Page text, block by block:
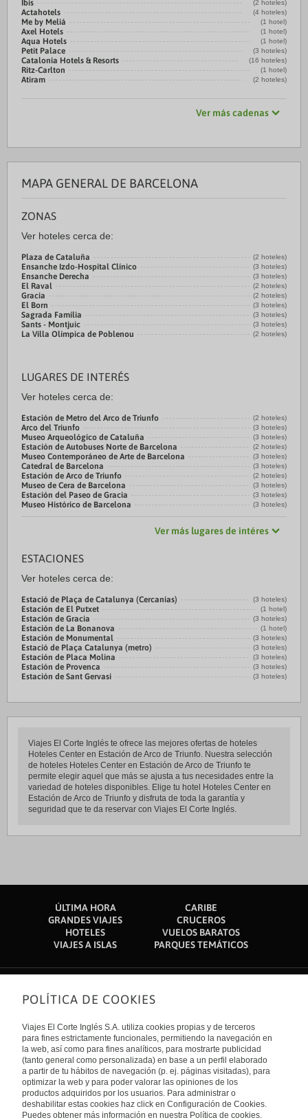
Ibis (2 hoteles)
Actahotels (4 hoteles)
Me by Meliá (1 hotel)
Axel Hotels (1 hotel)
Aqua Hotels (1 hotel)
Petit Palace (3 hoteles)
Catalonia Hotels & Resorts (16 hoteles)
Ritz-Carlton (1 hotel)
Atiram (2 hoteles)
Ver más cadenas
MAPA GENERAL DE BARCELONA
ZONAS
Ver hoteles cerca de:
Plaza de Cataluña (2 hoteles)
Ensanche Izdo-Hospital Clínico (3 hoteles)
Ensanche Derecha (3 hoteles)
El Raval (2 hoteles)
Gracia (2 hoteles)
El Born (3 hoteles)
Sagrada Familia (3 hoteles)
Sants - Montjuic (3 hoteles)
La Villa Olímpica de Poblenou (2 hoteles)
LUGARES DE INTERÉS
Ver hoteles cerca de:
Estación de Metro del Arco de Triunfo (2 hoteles)
Arco del Triunfo (3 hoteles)
Museo Arqueológico de Cataluña (3 hoteles)
Estación de Autobuses Norte de Barcelona (2 hoteles)
Museo Contemporáneo de Arte de Barcelona (3 hoteles)
Catedral de Barcelona (3 hoteles)
Estación de Arco de Triunfo (2 hoteles)
Museo de Cera de Barcelona (3 hoteles)
Estación del Paseo de Gracia (3 hoteles)
Museo Histórico de Barcelona (3 hoteles)
Ver más lugares de intéres
ESTACIONES
Ver hoteles cerca de:
Estació de Plaça de Catalunya (Cercanias) (3 hoteles)
Estación de El Putxet (1 hotel)
Estación de Gracia (3 hoteles)
Estación de La Bonanova (1 hotel)
Estación de Monumental (3 hoteles)
Estació de Plaça Catalunya (metro) (3 hoteles)
Estación de Placa Molina (3 hoteles)
Estación de Provenca (3 hoteles)
Estación de Sant Gervasi (3 hoteles)
Viajes El Corte Inglés te ofrece las mejores ofertas de hoteles
Hoteles Center en Estación de Arco de Triunfo. Nuestra selección
de hoteles Hoteles Center en Estación de Arco de Triunfo te
permite elegir aquel que más se ajusta a tus necesidades entre la
variedad de hoteles disponibles. Elige tu hotel Hoteles Center en
Estación de Arco de Triunfo y disfruta de toda la garantía y
seguridad que te da reservar con Viajes El Corte Inglés.
ÚLTIMA HORA
CARIBE
GRANDES VIAJES
CRUCEROS
HOTELES
VUELOS BARATOS
VIAJES A ISLAS
PARQUES TEMÁTICOS
Sobre nosotros
Quiénes somos
Financiación
Sostenibilidad
Turismo accesible
Tarjeta El Corte Inglés
Trabaja con nosotros
El Corte Inglés
Canal Ético
Enlaces de interés
Guías de viaje
Catálogos
Auto check-in
Condiciones Generales
Política de privacidad
Política de cookies
Internacional
España
POLÍTICA DE COOKIES
Viajes El Corte Inglés S.A. utiliza cookies propias y de terceros
para fines estrictamente funcionales, permitiendo la navegación en
la web, así como para fines analíticos, para mostrarte publicidad
(tanto general como personalizada) en base a un perfil elaborado
a partir de tu hábitos de navegación (p. ej. páginas visitadas), para
optimizar la web y para poder valorar las opiniones de los
productos adquiridos por los usuarios. Para administrar o
deshabilitar estas cookies haz click en Configuración de Cookies.
Puedes obtener más información en nuestra Política de cookies.